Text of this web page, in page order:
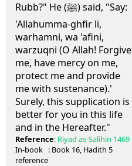
Rubb?" He (ﷺ) said, "Say:
'Allahumma-ghfir li,
warhamni, wa 'afini,
warzuqni (O Allah! Forgive
me, have mercy on me,
protect me and provide
me with sustenance).'
Surely, this supplication is
better for you in this life
and in the Hereafter."
Reference: Riyad as-Salihin 1469
In-book
reference
: Book 16, Hadith 5